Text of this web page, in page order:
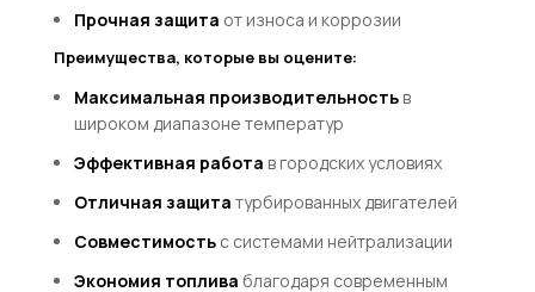
Прочная защита от износа и коррозии
Преимущества, которые вы оцените:
Максимальная производительностьв
широком диапазоне температур
Эффективная работа в городских условиях
Отличная защита турбированных двигателей
Совместимостьс системами нейтрализации
Экономия топлива благодаря современным